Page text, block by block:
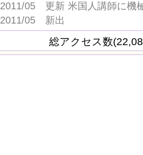
2011/05 更新 米国人講師に機
2011/05 新出
総アクセス数